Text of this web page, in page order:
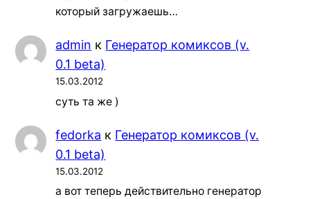
который загружаешь…
admin к Генератор комиксов (v.
0.1 beta)
15.03.2012
суть та же )
fedorka к Генератор комиксов (v.
0.1 beta)
15.03.2012
а вот теперь действительно генератор